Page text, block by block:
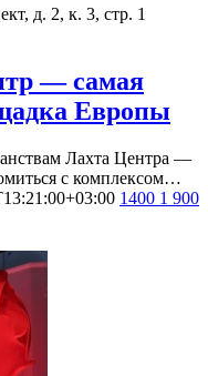
д. 2, к. 3, стр. 1
— самая
Европы
Лахта Центра —
с комплексом…
1400 1 900